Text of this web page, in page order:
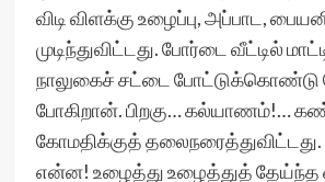
விடி விளக்கு உழைப்பு, அப்பாட,
முடிந்துவிட்டது. போர்டை வீட்டில்
நாலுகைச் சட்டை போட்டுக்கொண்டு
போகிறான். பிறகு… கல்யாணம்!… கண்
கோமதிக்குத் தலைநரைத்துவிட்டது.
என்ன! உழைத்து உழைத்துத் தேய்ந்த